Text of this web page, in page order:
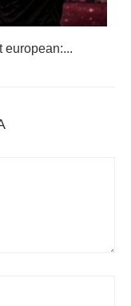
european:...